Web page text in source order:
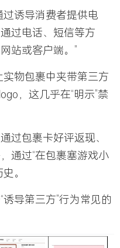
诱导消费者提供电
过电话、短信等方
站或客户端。”
物包裹中夹带第三方
，这几乎在“明示”禁
过包裹卡好评返现、
通过“在包裹塞游戏小
。
导第三方”行为常见的